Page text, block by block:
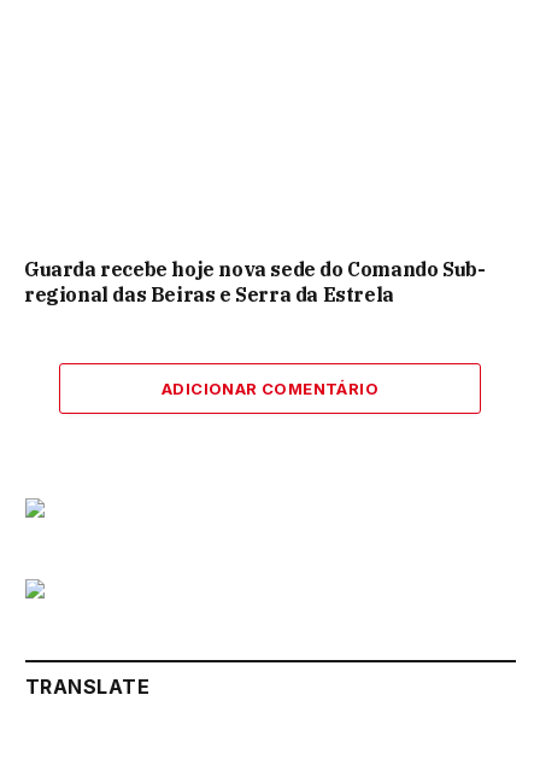
Guarda recebe hoje nova sede do Comando Sub-
regional das Beiras e Serra da Estrela
ADICIONAR COMENTÁRIO
TRANSLATE